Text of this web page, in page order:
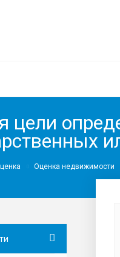
цели
Оценка недвижимости